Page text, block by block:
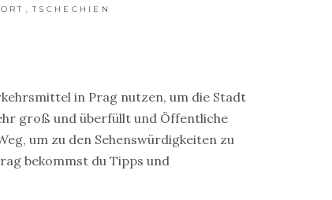
TSCHECHIEN
in Prag nutzen, um die Stadt
groß und überfüllt und Öffentliche
um zu den Sehenswürdigkeiten zu
bekommst du Tipps und